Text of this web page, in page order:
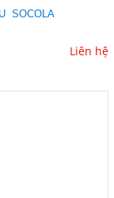
SOCOLA
Liên hệ